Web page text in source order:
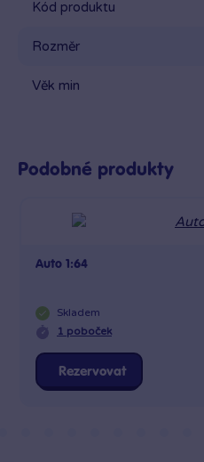
Kód produktu
Rozměr
Věk min
Podobné produkty
Auto 1:64
Skladem
1 poboček
Rezervovat